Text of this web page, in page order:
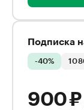
Подписка
-40% 10
900 ₽